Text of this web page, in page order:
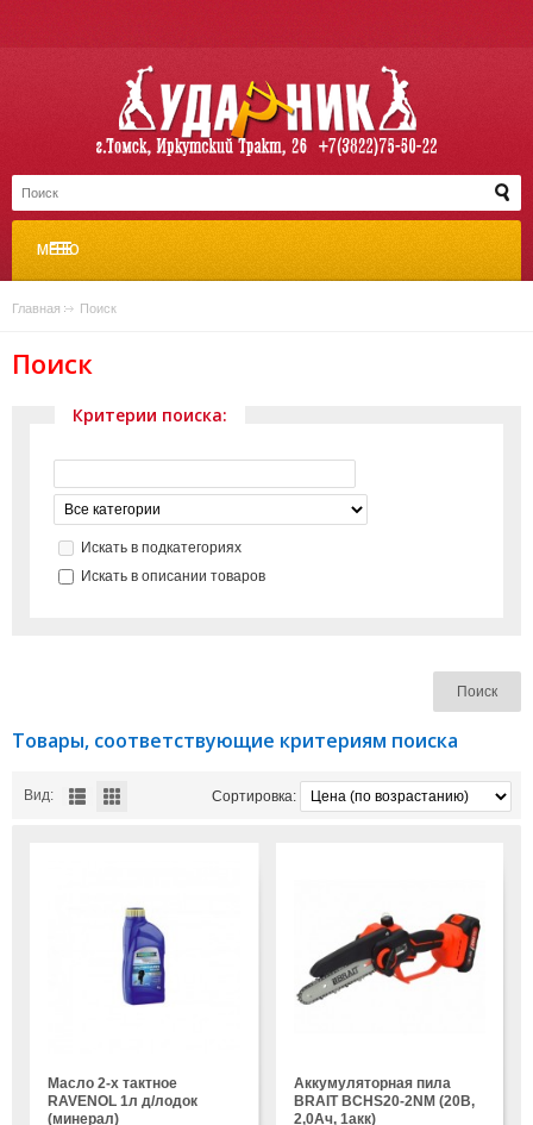
МЕНЮ
Главная » Поиск
Поиск
Критерии поиска:
Искать в подкатегориях
Искать в описании товаров
Товары, соответствующие критериям поиска
Вид: Сортировка:
Масло 2-х тактное
RAVENOL 1л д/лодок
(минерал)
Аккумуляторная пила
BRAIT BCHS20-2NM (20B,
2,0Ач, 1акк)